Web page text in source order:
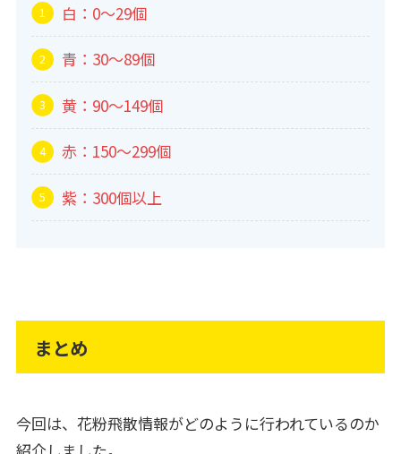
白：0～29個
青：30～89個
黄：90～149個
赤：150～299個
紫：300個以上
まとめ
今回は、花粉飛散情報がどのように行われているのか